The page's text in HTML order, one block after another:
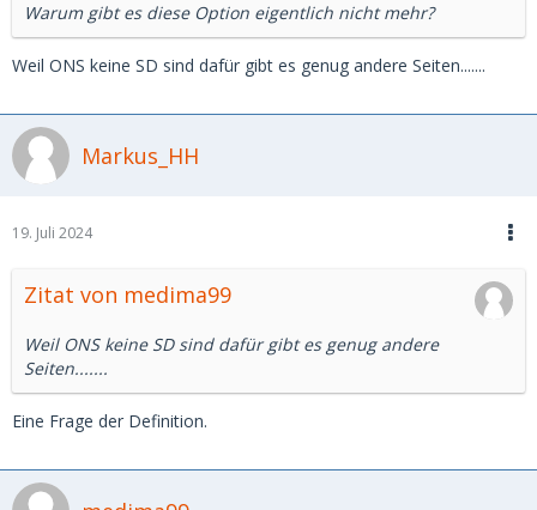
Warum gibt es diese Option eigentlich nicht mehr?
Weil ONS keine SD sind dafür gibt es genug andere Seiten.......
Markus_HH
19. Juli 2024
Zitat von medima99
Weil ONS keine SD sind dafür gibt es genug andere
Seiten.......
Eine Frage der Definition.